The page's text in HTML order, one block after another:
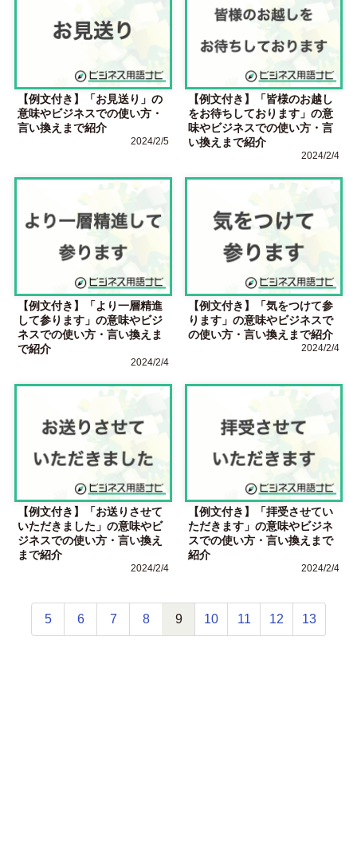
【例文付き】「お見送り」の
意味やビジネスでの使い方・
言い換えまで紹介
2024/2/5
【例文付き】「皆様のお越し
をお待ちしております」の意
味やビジネスでの使い方・言
い換えまで紹介
2024/2/4
【例文付き】「より一層精進
して参ります」の意味やビジ
ネスでの使い方・言い換えま
で紹介
2024/2/4
【例文付き】「気をつけて参
ります」の意味やビジネスで
の使い方・言い換えまで紹介
2024/2/4
【例文付き】「お送りさせて
いただきました」の意味やビ
ジネスでの使い方・言い換え
まで紹介
2024/2/4
【例文付き】「拝受させてい
ただきます」の意味やビジネ
スでの使い方・言い換えまで
紹介
2024/2/4
5 6 7 8 9 10 11 12 13